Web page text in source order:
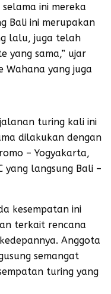
ini mereka
Bali ini merupakan
lalu, juga telah
yang sama,” ujar
Wahana yang juga
turing kali ini
dilakukan dengan
– Yogyakarta,
yang langsung Bali –
kesempatan ini
terkait rencana
Anggota
semangat
turing yang